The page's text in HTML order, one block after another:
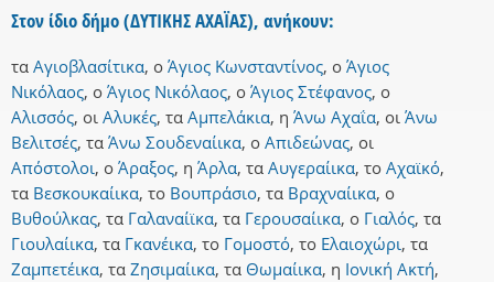
Στον ίδιο δήμο (ΔΥΤΙΚΗΣ ΑΧΑΪΑΣ), ανήκουν:
τα Αγιοβλασίτικα, ο Άγιος Κωνσταντίνος, ο Άγιος
Νικόλαος, ο Άγιος Νικόλαος, ο Άγιος Στέφανος, ο
Αλισσός, οι Αλυκές, τα Αμπελάκια, η Άνω Αχαΐα, οι Άνω
Βελιτσές, τα Άνω Σουδεναίικα, ο Απιδεώνας, οι
Απόστολοι, ο Άραξος, η Άρλα, τα Αυγεραίικα, το Αχαϊκό,
τα Βεσκουκαίικα, το Βουπράσιο, τα Βραχναίικα, ο
Βυθούλκας, τα Γαλαναίϊκα, τα Γερουσαίικα, ο Γιαλός, τα
Γιουλαίικα, τα Γκανέικα, το Γομοστό, το Ελαιοχώρι, τα
Ζαμπετέικα, τα Ζησιμαίικα, τα Θωμαίικα, η Ιονική Ακτή,